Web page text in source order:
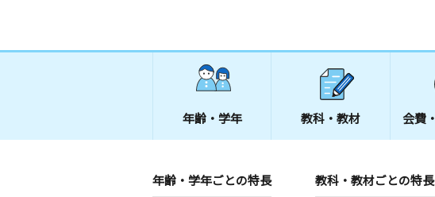
年齢・学年 教科・教材 会費・
年齢・学年ごとの特長 教科・教材ごとの特長